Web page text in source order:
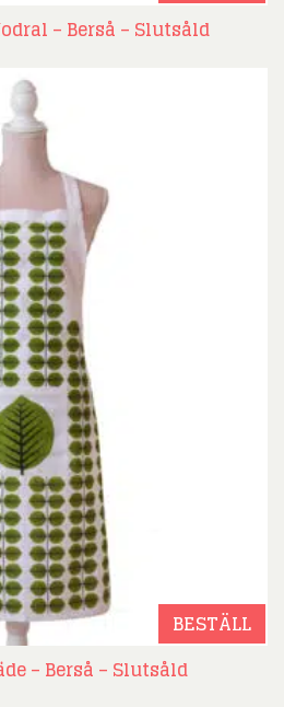
– Berså – Slutsåld
BESTÄLL
– Berså – Slutsåld